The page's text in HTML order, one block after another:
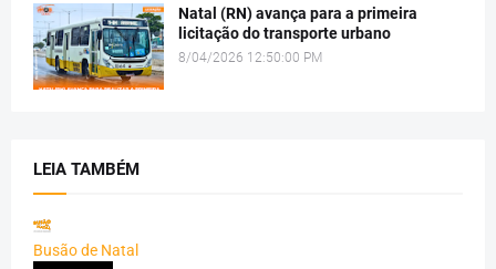
Natal (RN) avança para a primeira
licitação do transporte urbano
8/04/2026 12:50:00 PM
LEIA TAMBÉM
Busão de Natal